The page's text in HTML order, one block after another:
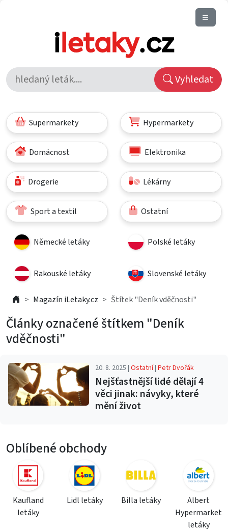
Vyhledat
Supermarkety Hypermarkety
Domácnost Elektronika
Drogerie Lékárny
Sport a textil Ostatní
Německé letáky Polské letáky
Rakouské letáky Slovenské letáky
Magazín iLetaky.cz Štítek "Deník vděčnosti"
Články označené štítkem "Deník
vděčnosti"
20. 8. 2025 |Ostatní|Petr Dvořák
Nejšťastnější lidé dělají 4
věci jinak: návyky, které
mění život
Oblíbené obchody
Kaufland
letáky
Lidl letáky Billa letáky
Albert
Hypermarket
letáky